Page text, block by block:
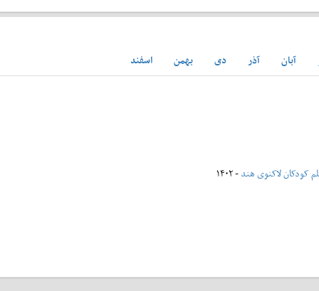
آبان آذر دی بهمن
اسفند
کودکان لاکنوی هند- ۱۴۰۲